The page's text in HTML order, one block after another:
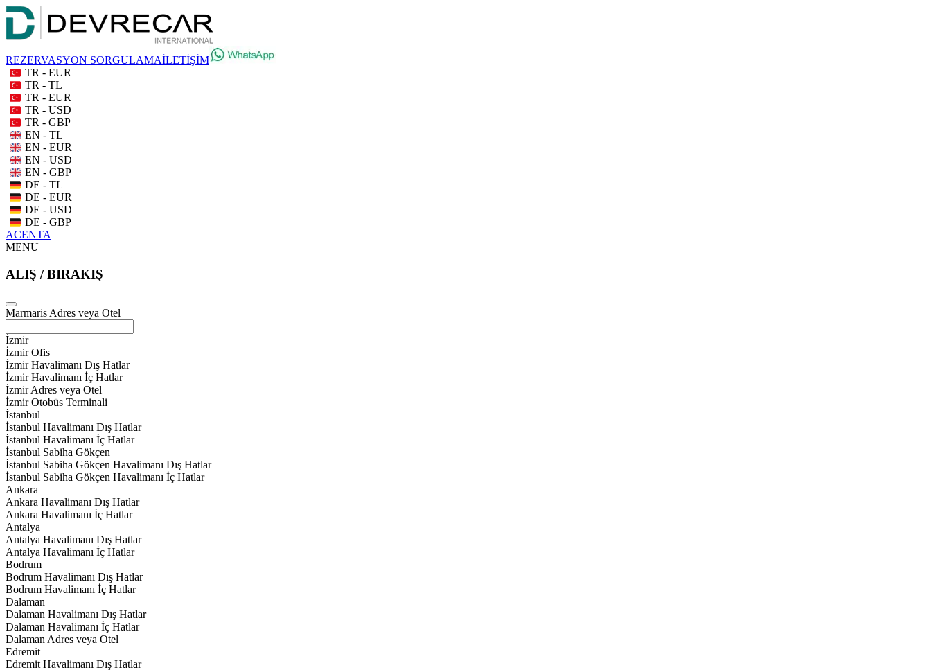
REZERVASYON SORGULAMAİLETİŞİM
TR - EUR
TR - TL
TR - EUR
TR - USD
TR - GBP
EN - TL
EN - EUR
EN - USD
EN - GBP
DE - TL
DE - EUR
DE - USD
DE - GBP
ACENTA
MENU
ALIŞ / BIRAKIŞ
Marmaris Adres veya Otel
İzmir
İzmir Ofis
İzmir Havalimanı Dış Hatlar
İzmir Havalimanı İç Hatlar
İzmir Adres veya Otel
İzmir Otobüs Terminali
İstanbul
İstanbul Havalimanı Dış Hatlar
İstanbul Havalimanı İç Hatlar
İstanbul Sabiha Gökçen
İstanbul Sabiha Gökçen Havalimanı Dış Hatlar
İstanbul Sabiha Gökçen Havalimanı İç Hatlar
Ankara
Ankara Havalimanı Dış Hatlar
Ankara Havalimanı İç Hatlar
Antalya
Antalya Havalimanı Dış Hatlar
Antalya Havalimanı İç Hatlar
Bodrum
Bodrum Havalimanı Dış Hatlar
Bodrum Havalimanı İç Hatlar
Dalaman
Dalaman Havalimanı Dış Hatlar
Dalaman Havalimanı İç Hatlar
Dalaman Adres veya Otel
Edremit
Edremit Havalimanı Dış Hatlar